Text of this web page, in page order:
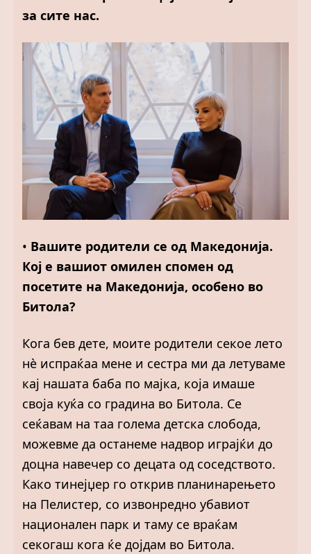
за сите нас.
• Вашите родители се од Македонија.
Кој е вашиот омилен спомен од
посетите на Македонија, особено во
Битола?
Кога бев дете, моите родители секое лето
нè испраќаа мене и сестра ми да летуваме
кај нашата баба по мајка, која имаше
своја куќа со градина во Битола. Се
сеќавам на таа голема детска слобода,
можевме да останеме надвор играјќи до
доцна навечер со децата од соседството.
Како тинејџер го открив планинарењето
на Пелистер, со извонредно убавиот
национален парк и таму се враќам
секогаш кога ќе дојдам во Битола.